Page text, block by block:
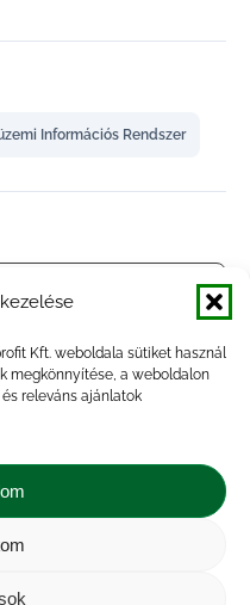
Kft. weboldala sütiket használ
megkönnyítése, a weboldalon
releváns ajánlatok
Információs Rendszer